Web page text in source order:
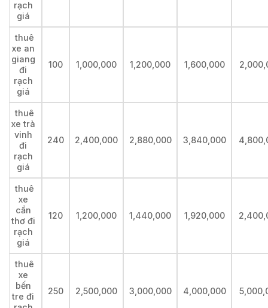
rạch
giá
thuê
xe an
giang
đi
rạch
giá
100 1,000,000 1,200,000 1,600,000
thuê
xe trà
vinh
đi
rạch
giá
240 2,400,000 2,880,000 3,840,000
thuê
xe
cần
thơ đi
rạch
giá
120 1,200,000 1,440,000 1,920,000
thuê
xe
bến
tre đi
250 2,500,000 3,000,000 4,000,000